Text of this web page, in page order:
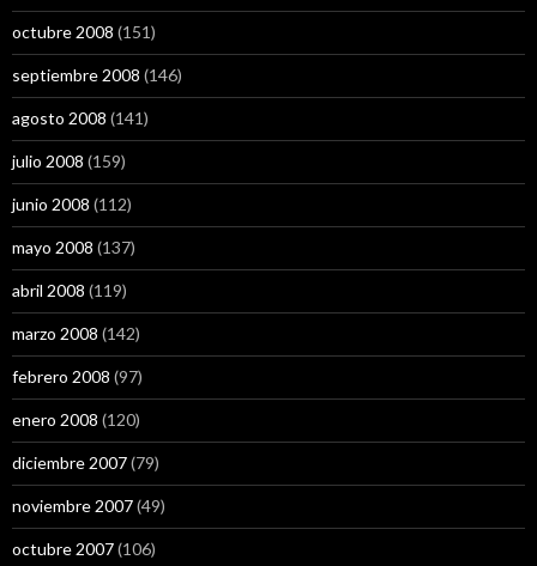
octubre 2008 (151)
septiembre 2008 (146)
agosto 2008 (141)
julio 2008 (159)
junio 2008 (112)
mayo 2008 (137)
abril 2008 (119)
marzo 2008 (142)
febrero 2008 (97)
enero 2008 (120)
diciembre 2007(79)
noviembre 2007(49)
octubre 2007(106)